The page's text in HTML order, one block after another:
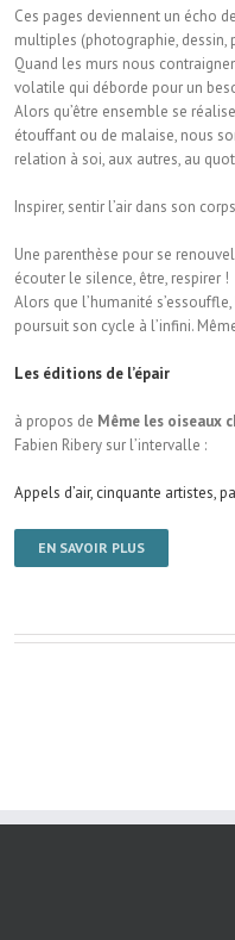
Ces pages deviennent un écho
multiples (photographie, dessin,
Quand les murs nous
volatile qui déborde pour un
Alors qu’être ensemble se
étouffant ou de malaise, nous
relation à soi, aux autres, au
Inspirer, sentir l’air dans son
Une parenthèse pour se
écouter le silence, être, respirer !
Alors que l’humanité
poursuit son cycle à l’infini.
Les éditions de l’épair
à propos de Même les oiseaux
Fabien Ribery sur l’intervalle :
Appels d’air, cinquante artistes,
EN SAVOIR PLUS